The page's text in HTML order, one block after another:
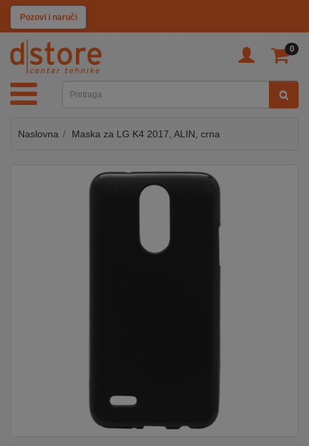
Pozovi i naruči
0
KATEGORIJE
TV
SAT
MOBILNI
Naslovna Maska za LG K4 2017, ALIN, crna